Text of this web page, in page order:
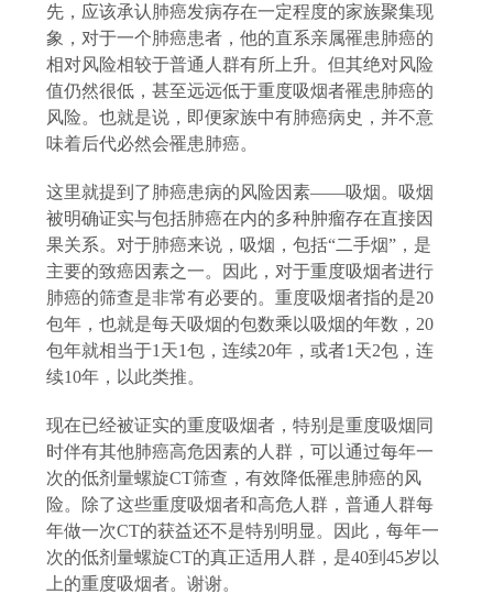
先，应该承认肺癌发病存在一定程度的家族聚集现
象，对于一个肺癌患者，他的直系亲属罹患肺癌的
相对风险相较于普通人群有所上升。但其绝对风险
值仍然很低，甚至远远低于重度吸烟者罹患肺癌的
风险。也就是说，即便家族中有肺癌病史，并不意
味着后代必然会罹患肺癌。
这里就提到了肺癌患病的风险因素——吸烟。吸烟
被明确证实与包括肺癌在内的多种肿瘤存在直接因
果关系。对于肺癌来说，吸烟，包括“二手烟”，是
主要的致癌因素之一。因此，对于重度吸烟者进行
肺癌的筛查是非常有必要的。重度吸烟者指的是20
包年，也就是每天吸烟的包数乘以吸烟的年数，20
包年就相当于1天1包，连续20年，或者1天2包，连
续10年，以此类推。
现在已经被证实的重度吸烟者，特别是重度吸烟同
时伴有其他肺癌高危因素的人群，可以通过每年一
次的低剂量螺旋CT筛查，有效降低罹患肺癌的风
险。除了这些重度吸烟者和高危人群，普通人群每
年做一次CT的获益还不是特别明显。因此，每年一
次的低剂量螺旋CT的真正适用人群，是40到45岁以
上的重度吸烟者。谢谢。